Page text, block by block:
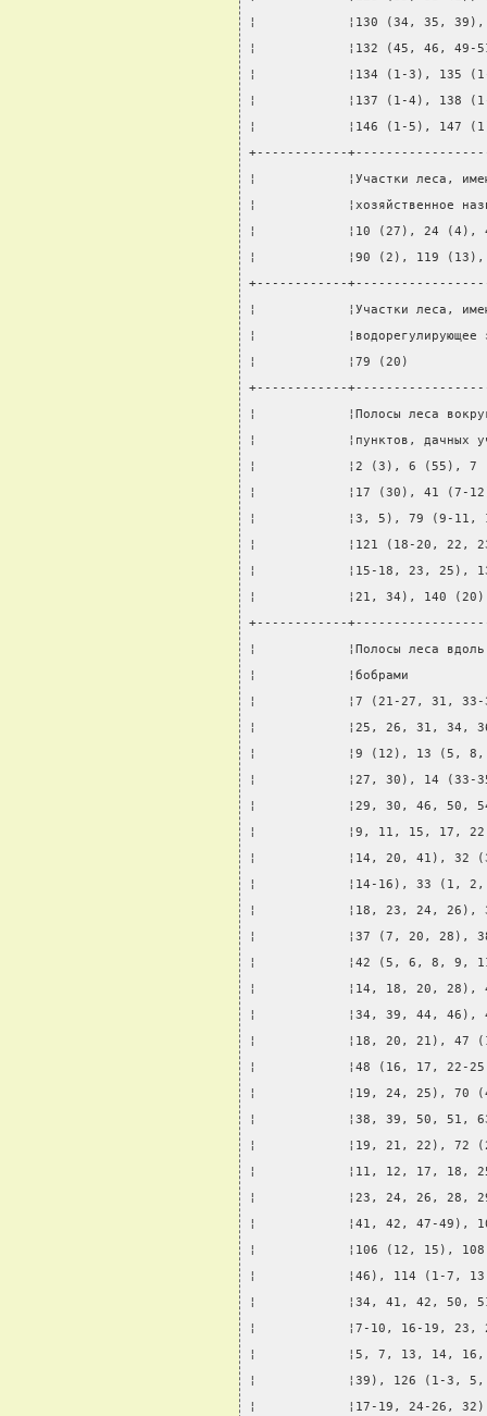
¦            ¦130 (34, 35,
¦            ¦132 (45, 46,
¦            ¦134 (1-3), 135
¦            ¦137 (1-4), 138
¦            ¦146 (1-5),
+------------
¦            ¦Участки леса,
¦            ¦хозяйственное
¦            ¦10 (27), 24 (4),
¦            ¦90 (2), 119
+------------
¦            ¦Участки леса,
¦
¦            ¦79 (20)
+------------
¦            ¦Полосы леса
¦            ¦пунктов,
¦            ¦2 (3), 6 (55), 7
¦            ¦17 (30), 41 (7-
¦            ¦3, 5), 79 (9-
¦            ¦121 (18-20,
¦            ¦15-18, 23, 25),
¦            ¦21, 34), 140
+------------
¦            ¦Полосы леса
¦            ¦бобрами
¦            ¦7 (21-27, 31, 33-
¦            ¦25, 26, 31, 34,
¦            ¦9 (12), 13 (5,
¦            ¦27, 30), 14
¦            ¦29, 30, 46, 50,
¦            ¦9, 11, 15, 17,
¦            ¦14, 20, 41),
¦            ¦14-16), 33 (1,
¦            ¦18, 23, 24,
¦            ¦37 (7, 20, 28),
¦            ¦42 (5, 6, 8, 9,
¦            ¦14, 18, 20,
¦            ¦34, 39, 44,
¦            ¦18, 20, 21),
¦            ¦48 (16, 17, 22-
¦            ¦19, 24, 25), 70
¦            ¦38, 39, 50, 51,
¦            ¦19, 21, 22), 72
¦            ¦11, 12, 17, 18,
¦            ¦23, 24, 26, 28,
¦            ¦41, 42, 47-49),
¦            ¦106 (12, 15),
¦            ¦46), 114 (1-7,
¦            ¦34, 41, 42, 50,
¦            ¦7-10, 16-19,
¦            ¦5, 7, 13, 14,
¦            ¦39), 126 (1-3,
¦            ¦17-19, 24-26,